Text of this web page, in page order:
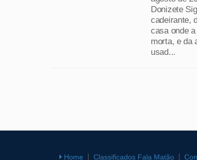
Donizete
cadeirante,
casa onde
morta, e da
usad...
Home Classificados Fala Matão